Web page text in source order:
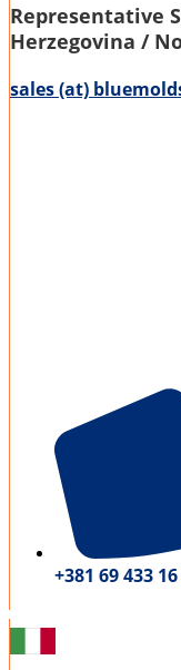
Representative
Herzegovina /
sales (at)
+381 69 433